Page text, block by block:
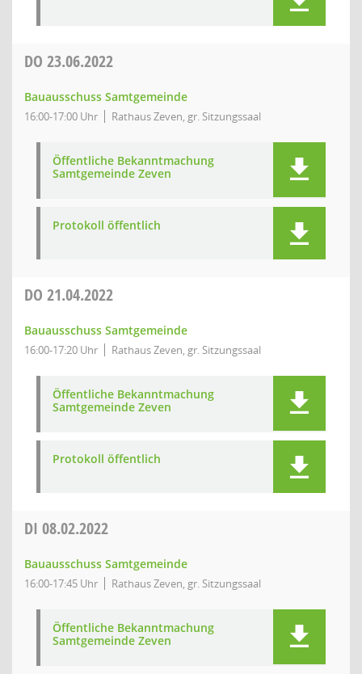
DO 23.06.2022
Bauausschuss Samtgemeinde
16:00-17:00 Uhr Rathaus Zeven, gr. Sitzungssaal
Öffentliche Bekanntmachung
Samtgemeinde Zeven
Protokoll öffentlich
DO 21.04.2022
Bauausschuss Samtgemeinde
16:00-17:20 Uhr Rathaus Zeven, gr. Sitzungssaal
Öffentliche Bekanntmachung
Samtgemeinde Zeven
Protokoll öffentlich
DI 08.02.2022
Bauausschuss Samtgemeinde
16:00-17:45 Uhr Rathaus Zeven, gr. Sitzungssaal
Öffentliche Bekanntmachung
Samtgemeinde Zeven